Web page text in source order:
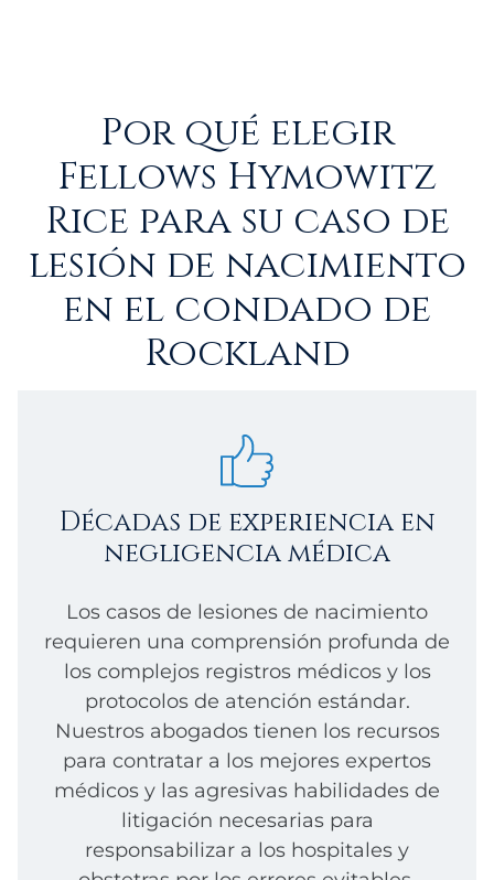
Por qué elegir
Fellows Hymowitz
Rice para su caso de
lesión de nacimiento
en el condado de
Rockland
Décadas de experiencia en
negligencia médica
Los casos de lesiones de nacimiento
requieren una comprensión profunda de
los complejos registros médicos y los
protocolos de atención estándar.
Nuestros abogados tienen los recursos
para contratar a los mejores expertos
médicos y las agresivas habilidades de
litigación necesarias para
responsabilizar a los hospitales y